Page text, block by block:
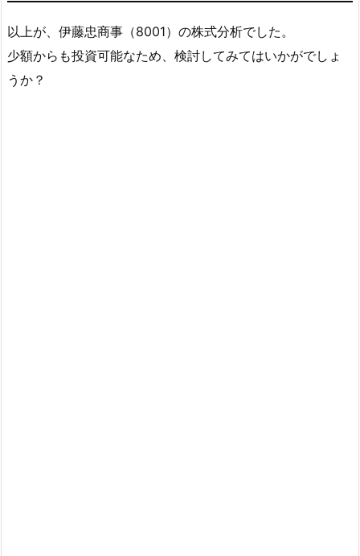
以上が、伊藤忠商事（8001）の株式分析でした。
少額からも投資可能なため、検討してみてはいかがでしょ
うか？